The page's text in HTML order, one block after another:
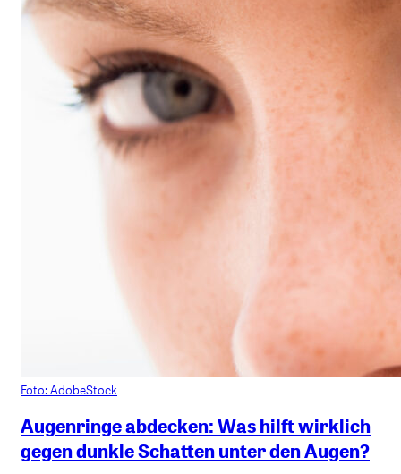
Foto: AdobeStock
Augenringe abdecken: Was hilft wirklich
gegen dunkle Schatten unter den Augen?